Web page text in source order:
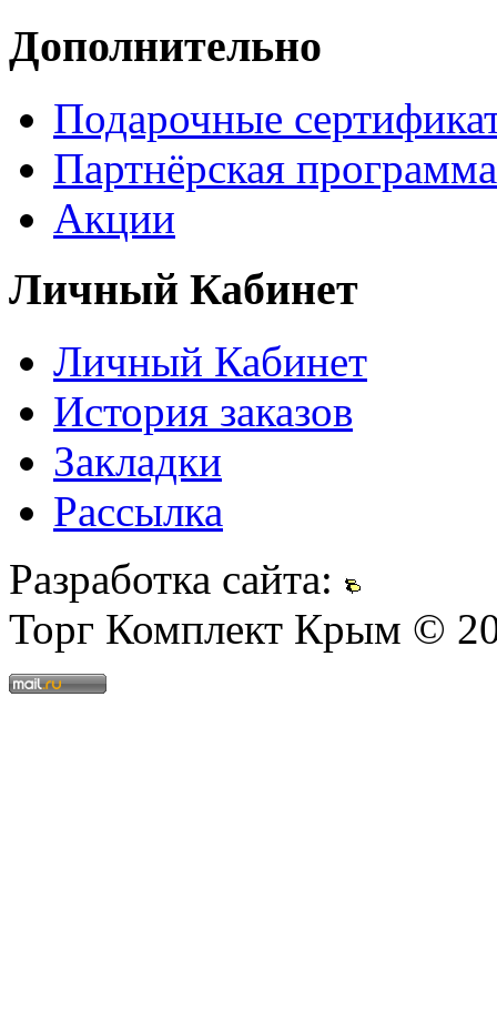
Дополнительно
Подарочные
Партнёрская программа
Акции
Личный Кабинет
Личный Кабинет
История заказов
Закладки
Рассылка
Разработка сайта:
Торг Комплект Крым ©